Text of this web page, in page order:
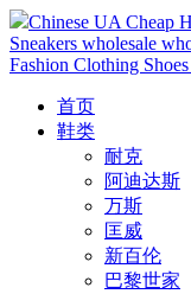
Chinese UA Cheap
Sneakers wholesale
Fashion Clothing
首页
鞋类
耐克
阿迪达斯
万斯
匡威
新百伦
巴黎世家